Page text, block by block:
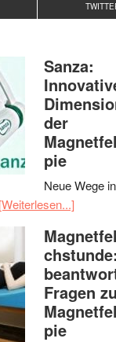
Sanza:
der
pie
Neue Wege
[Weiterlesen...]
Fragen
pie